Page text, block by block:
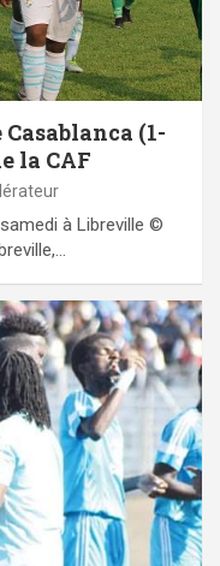
(1-
la CAF
à Libreville ©